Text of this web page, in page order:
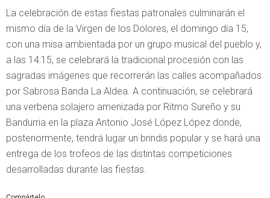
La celebración de estas fiestas patronales culminarán el
mismo día de la Virgen de los Dolores, el domingo día 15,
con una misa ambientada por un grupo musical del pueblo y,
a las 14:15, se celebrará la tradicional procesión con las
sagradas imágenes que recorrerán las calles acompañados
por Sabrosa Banda La Aldea. A continuación, se celebrará
una verbena solajero amenizada por Ritmo Sureño y su
Bandurria en la plaza Antonio José López López donde,
posteriormente, tendrá lugar un brindis popular y se hará una
entrega de los trofeos de las distintas competiciones
desarrolladas durante las fiestas.